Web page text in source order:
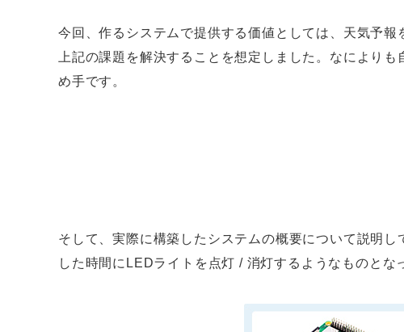
今回、作るシステムで提供する価値としては、天気予
上記の課題を解決することを想定しました。なにより
め手です。
そして、実際に構築したシステムの概要について説明
した時間にLEDライトを点灯 / 消灯するようなものとな